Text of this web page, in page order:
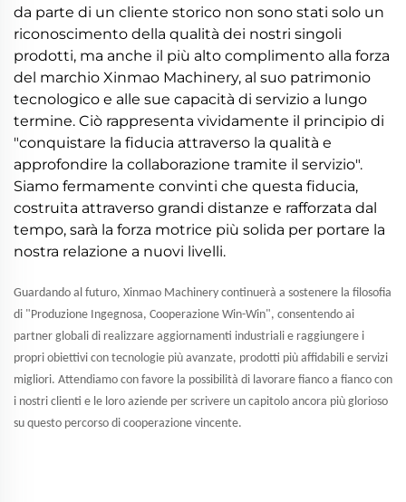
da parte di un cliente storico non sono stati solo un
riconoscimento della qualità dei nostri singoli
prodotti, ma anche il più alto complimento alla forza
del marchio Xinmao Machinery, al suo patrimonio
tecnologico e alle sue capacità di servizio a lungo
termine. Ciò rappresenta vividamente il principio di
"conquistare la fiducia attraverso la qualità e
approfondire la collaborazione tramite il servizio".
Siamo fermamente convinti che questa fiducia,
costruita attraverso grandi distanze e rafforzata dal
tempo, sarà la forza motrice più solida per portare la
nostra relazione a nuovi livelli.
Guardando al futuro, Xinmao Machinery continuerà a sostenere la filosofia
di "Produzione Ingegnosa, Cooperazione Win-Win", consentendo ai
partner globali di realizzare aggiornamenti industriali e raggiungere i
propri obiettivi con tecnologie più avanzate, prodotti più affidabili e servizi
migliori. Attendiamo con favore la possibilità di lavorare fianco a fianco con
i nostri clienti e le loro aziende per scrivere un capitolo ancora più glorioso
su questo percorso di cooperazione vincente.